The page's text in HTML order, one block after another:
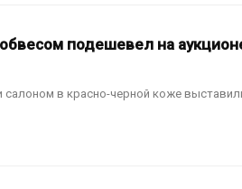
подешевел на
салоном в красно-черной коже